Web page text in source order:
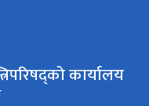
कार्यालय